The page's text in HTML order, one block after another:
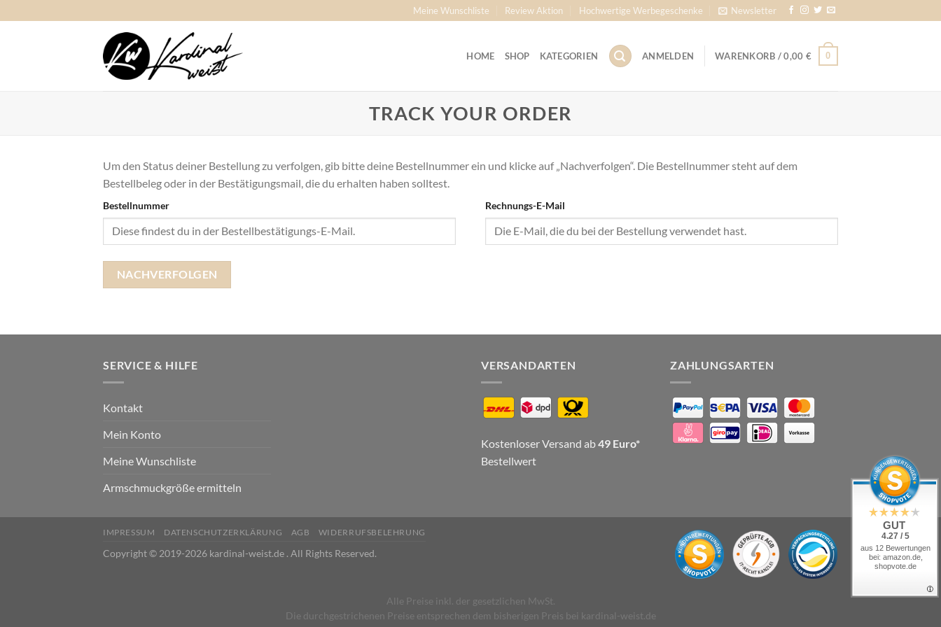
Inhalt
Meine Wunschliste Review Aktion Hochwertige Werbegeschenke Newsletter
HOME SHOP KATEGORIEN ANMELDEN WARENKORB /0,00 € 0
TRACK YOUR ORDER
Um den Status deiner Bestellung zu verfolgen, gib bitte deine Bestellnummer ein und klicke auf „Nachverfolgen“. Die Bestellnummer steht auf dem
Bestellbeleg oder in der Bestätigungsmail, die du erhalten haben solltest.
Bestellnummer Rechnungs-E-Mail
NACHVERFOLGEN
SERVICE & HILFE
Kontakt
Mein Konto
Meine Wunschliste
Armschmuckgröße ermitteln
VERSANDARTEN
Kostenloser Versand ab49 Euro*
Bestellwert
ZAHLUNGSARTEN
IMPRESSUM DATENSCHUTZERKLÄRUNG AGB WIDERRUFSBELEHRUNG
Copyright © 2019-2026 kardinal-weist.de . All Rights Reserved.
Alle Preise inkl. der gesetzlichen MwSt.
Die durchgestrichenen Preise entsprechen dem bisherigen Preis bei kardinal-weist.de
GUT
4.27 / 5
aus 12 Bewertungen
bei: amazon.de,
shopvote.de